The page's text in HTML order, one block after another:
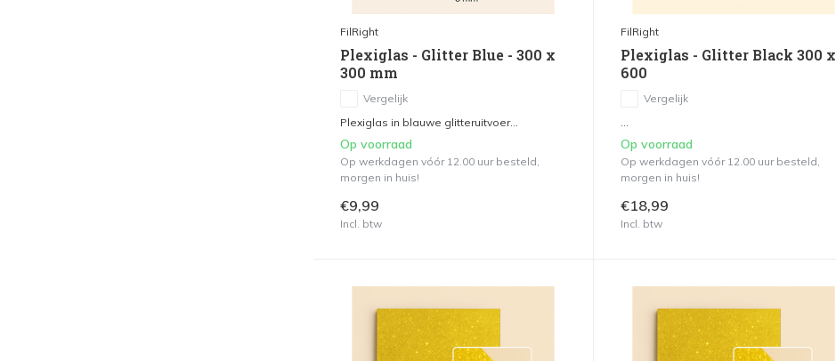
FilRight
Plexiglas - Glitter Blue - 300 x
300 mm
Vergelijk
Plexiglas in blauwe glitteruitvoer...
Op voorraad
Op werkdagen vóór 12.00 uur besteld,
morgen in huis!
€9,99
Incl. btw
FilRight
Plexiglas - Glitter Black 300 x
600
Vergelijk
...
Op voorraad
Op werkdagen vóór 12.00 uur besteld,
morgen in huis!
€18,99
Incl. btw